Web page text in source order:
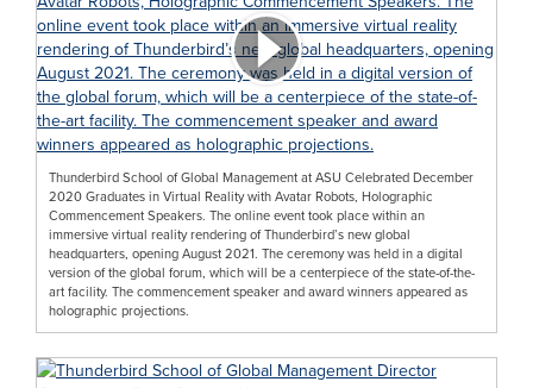
Thunderbird School of Global Management at ASU Celebrated December
2020 Graduates in Virtual Reality with Avatar Robots, Holographic
Commencement Speakers. The online event took place within an
immersive virtual reality rendering of Thunderbird’s new global
headquarters, opening August 2021. The ceremony was held in a digital
version of the global forum, which will be a centerpiece of the state-of-the-
art facility. The commencement speaker and award winners appeared as
holographic projections.